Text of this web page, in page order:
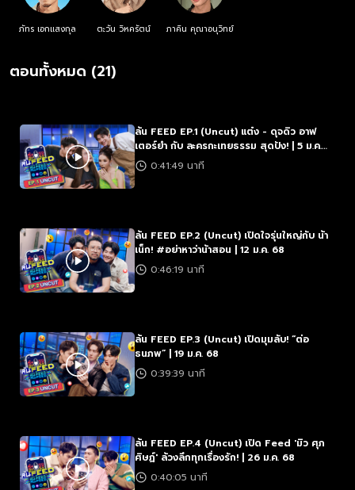
ภัทร เอกแสงกุล ตะวัน วิหครัตน์ ภาคิน คุณาอนุวิทย์
ตอนทั้งหมด (21)
ล้น FEED EP.1 (Uncut) แต๋ง - ดุจดิว อาฟ
เตอร์ยำ กับ ละครกะเทยธรรม สุดปัง! | 5 ม.ค.
68 0:41:49 นาที
ล้น FEED EP.2 (Uncut) เปิดใจรุ่นใหญ่กับ น้า
เน็ก! #อย่าหาว่าน้าสอน | 12 ม.ค. 68
0:46:19 นาที
ล้น FEED EP.3 (Uncut) เปิดมุมลับ! “ต่อ
ธนภพ” | 19 ม.ค. 68
0:39:39 นาที
ล้น FEED EP.4 (Uncut) เปิด Feed 'มิว ศุภ
ศิษฏ์' ล้วงลึกทุกเรื่องรัก! | 26 ม.ค. 68
0:40:05 นาที